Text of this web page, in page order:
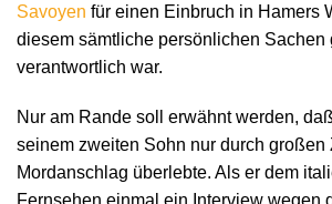
Savoyen für einen Einbruch in Hamers
diesem sämtliche persönlichen Sachen
verantwortlich war.
Nur am Rande soll erwähnt werden,
seinem zweiten Sohn nur durch großen
Mordanschlag überlebte. Als er dem